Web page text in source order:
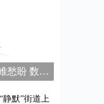
上海探索精准施策回应家长急难愁盼 数字家长学校平台上线
静默”街道上